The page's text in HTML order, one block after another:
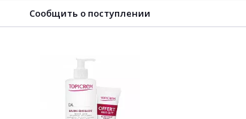
Сообщить о поступлении